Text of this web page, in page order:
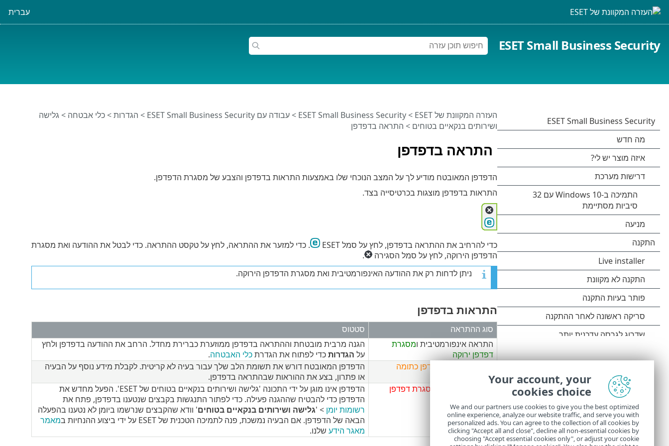
עברית
ESET Small Business Security
התראה בדפדפן
העזרה המקוונת של ESET >
ESET Small Business Security
>עבודה עם ESET Small Business Security > הגדרות>כלי אבטחה >גלישה
ושירותים בנקאיים בטוחים > התראה בדפדפן
הדפדפן המאובטח מודיע לך על המצב הנוכחי שלו באמצעות התראות בדפדפן והצבע של מסגרת הדפדפן.
התראות בדפדפן מוצגות בכרטיסייה בצד.
כדי להרחיב את ההתראה בדפדפן, לחץ על סמל ESET
. כדי למזער את ההתראה, לחץ על טקסט ההתראה. כדי לבטל את ההודעה ואת מסגרת
הדפדפן הירוקה, לחץ על סמל הסגירה
.
ניתן לדחות רק את ההודעה האינפורמטיבית ואת מסגרת הדפדפן הירוקה.
התראות בדפדפן
סוג ההתראה
סטטוס
התראה אינפורמטיבית ומסגרת
דפדפן ירוקה
הגנה מרבית מובטחת וההתראה בדפדפן ממוזערת כברירת מחדל. הרחב את ההודעה בדפדפן ולחץ
על הגדרותכדי לפתוח את הגדרתכלי האבטחה.
מסגרת דפדפן כתומה
הדפדפן המאובטח דורש את תשומת הלב שלך עבור בעיה לא קריטית. לקבלת מידע נוסף על הבעיה
או פתרון, בצע את ההוראות שבהתראה בדפדפן.
מסגרת דפדפן
הדפדפן אינו מוגן על ידי התכונה 'גלישה ושירותים בנקאיים בטוחים של ESET'. הפעל מחדש את
הדפדפן כדי להבטיח שההגנה פעילה. כדי לפתור התנגשות בקבצים שנטענו בדפדפן, פתח את
רשומות יומן > 'גלישה ושירותים בנקאיים בטוחים' וודא שהקבצים שנרשמו ביומן לא נטענו בהפעלה
הבאה של הדפדפן. אם הבעיה נמשכת, פנה לתמיכה הטכנית של ESET על ידי ביצוע ההנחיות ב
מאמר
מאגר הידעשלנו.
Your account, your
cookies choice
We and our partners use cookies to give you the best optimized
online experience, analyze our website traffic, and serve you with
personalized ads. You can agree to the collection of all cookies by
clicking "Accept all and close", decline all non-essential cookies by
choosing "Accept essential cookies only", or adjust your cookie